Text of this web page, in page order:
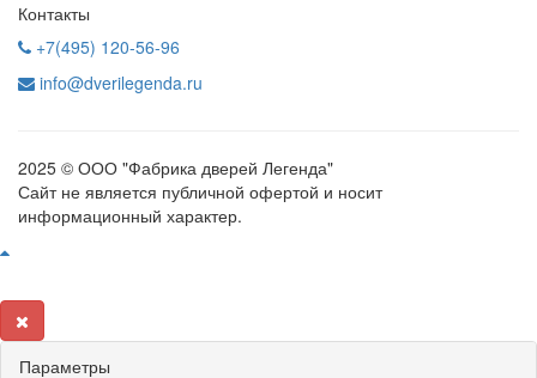
Контакты
+7(495) 120-56-96
info@dverilegenda.ru
2025 © ООО "Фабрика дверей Легенда"
Сайт не является публичной офертой и носит
информационный характер.
Параметры